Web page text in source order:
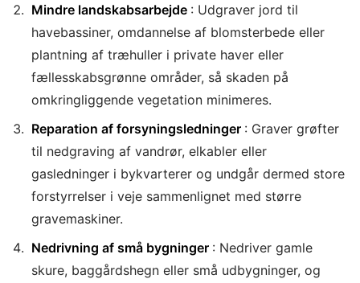
Mindre landskabsarbejde : Udgraver jord til
havebassiner, omdannelse af blomsterbede eller
plantning af træhuller i private haver eller
fællesskabsgrønne områder, så skaden på
omkringliggende vegetation minimeres.
Reparation af forsyningsledninger : Graver grøfter
til nedgraving af vandrør, elkabler eller
gasledninger i bykvarterer og undgår dermed store
forstyrrelser i veje sammenlignet med større
gravemaskiner.
Nedrivning af små bygninger : Nedriver gamle
skure, baggårdshegn eller små udbygninger, og